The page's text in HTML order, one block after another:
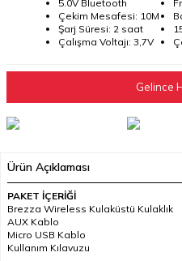
5.0V Bluetooth
Çekim Mesafesi: 10M
Şarj Süresi: 2 saat
Çalışma Voltajı: 3,7V
Gelince
Ürün Açıklaması
PAKET İÇERİĞİ
Brezza Wireless Kulaküstü Kulaklık
AUX Kablo
Micro USB Kablo
Kullanım Kılavuzu